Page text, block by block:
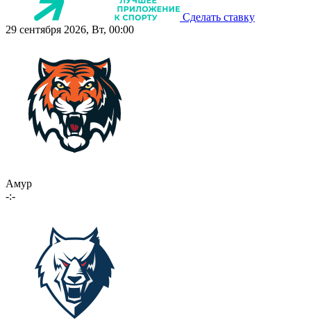
Сделать ставку
29 сентября 2026, Вт, 00:00
Амур
-:-